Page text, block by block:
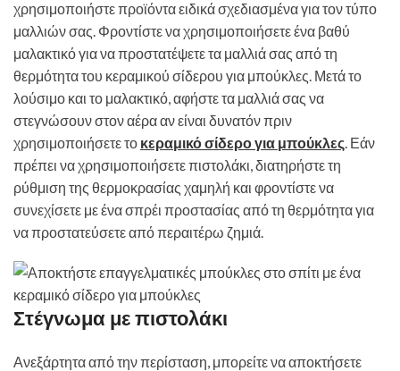
χρησιμοποιήστε προϊόντα ειδικά σχεδιασμένα για τον τύπο
μαλλιών σας. Φροντίστε να χρησιμοποιήσετε ένα βαθύ
μαλακτικό για να προστατέψετε τα μαλλιά σας από τη
θερμότητα του κεραμικού σίδερου για μπούκλες. Μετά το
λούσιμο και το μαλακτικό, αφήστε τα μαλλιά σας να
στεγνώσουν στον αέρα αν είναι δυνατόν πριν
χρησιμοποιήσετε το κεραμικό σίδερο για μπούκλες. Εάν
πρέπει να χρησιμοποιήσετε πιστολάκι, διατηρήστε τη
ρύθμιση της θερμοκρασίας χαμηλή και φροντίστε να
συνεχίσετε με ένα σπρέι προστασίας από τη θερμότητα για
να προστατεύσετε από περαιτέρω ζημιά.
Στέγνωμα με πιστολάκι
Ανεξάρτητα από την περίσταση, μπορείτε να αποκτήσετε